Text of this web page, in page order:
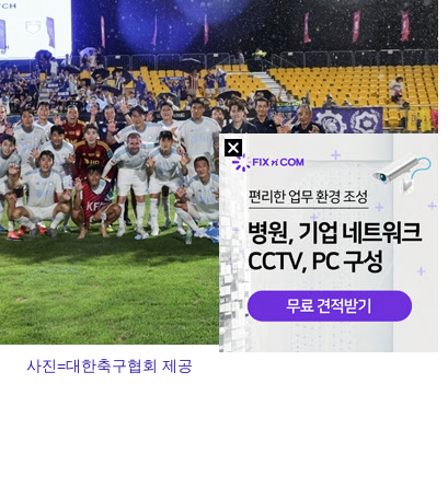
스포츠 라이프 포토
만화
url 복
사진=대한축구협회 제공